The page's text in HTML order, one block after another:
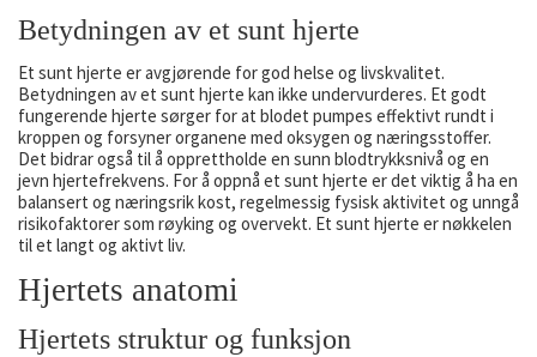
Betydningen av et sunt hjerte
Et sunt hjerte er avgjørende for god helse og livskvalitet.
Betydningen av et sunt hjerte kan ikke undervurderes. Et godt
fungerende hjerte sørger for at blodet pumpes effektivt rundt i
kroppen og forsyner organene med oksygen og næringsstoffer.
Det bidrar også til å opprettholde en sunn blodtrykksnivå og en
jevn hjertefrekvens. For å oppnå et sunt hjerte er det viktig å ha en
balansert og næringsrik kost, regelmessig fysisk aktivitet og unngå
risikofaktorer som røyking og overvekt. Et sunt hjerte er nøkkelen
til et langt og aktivt liv.
Hjertets anatomi
Hjertets struktur og funksjon